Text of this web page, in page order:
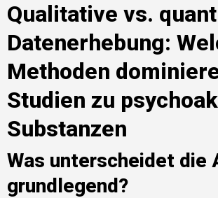
Qualitative vs.
Datenerhebung:
Methoden
Studien zu
Substanzen
Was unterscheidet die
grundlegend?